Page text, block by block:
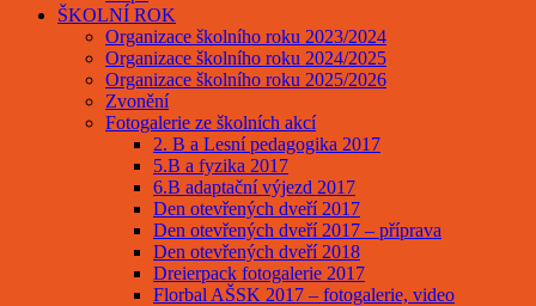
ŠKOLNÍ ROK
Organizace školního roku 2023/2024
Organizace školního roku 2024/2025
Organizace školního roku 2025/2026
Zvonění
Fotogalerie ze školních akcí
2. B a Lesní pedagogika 2017
5.B a fyzika 2017
6.B adaptační výjezd 2017
Den otevřených dveří 2017
Den otevřených dveří 2017 – příprava
Den otevřených dveří 2018
Dreierpack fotogalerie 2017
Florbal AŠSK 2017 – fotogalerie, video